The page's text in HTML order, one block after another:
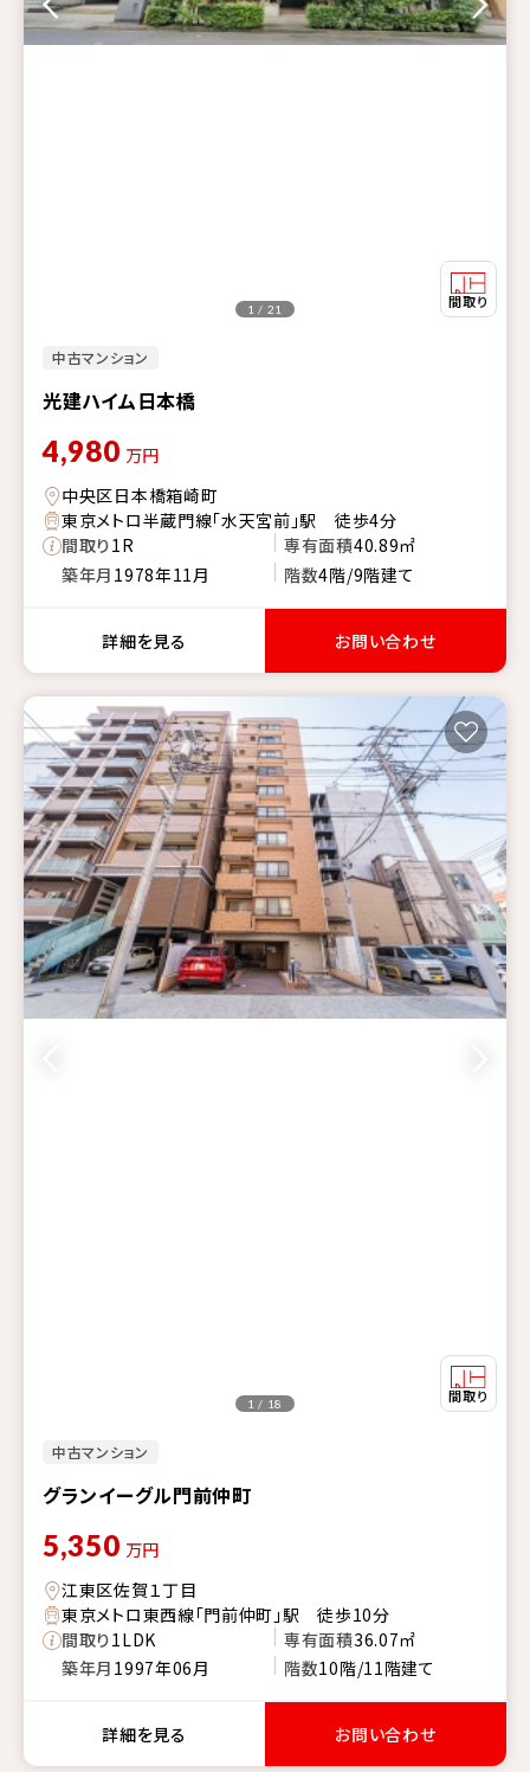
中古マンション
光建ハイム日本橋
1 / 21
4,980 万円
中央区日本橋箱崎町
東京メトロ半蔵門線「水天宮前」駅 徒歩4分
間取り1R 専有面積40.89㎡
築年月 1978年11月 階数4階/9階建て
詳細を見る お問い合わせ
中古マンション
グランイーグル門前仲町
1 / 18
5,350 万円
江東区佐賀１丁目
東京メトロ東西線「門前仲町」駅 徒歩10分
間取り1LDK 専有面積36.07㎡
築年月 1997年06月 階数10階/11階建て
詳細を見る お問い合わせ